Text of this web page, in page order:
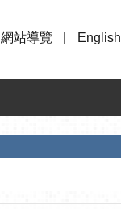
網站導覽
English